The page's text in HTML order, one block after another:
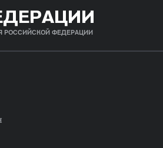
РОССИЙСКОЙ ФЕДЕРАЦИИ